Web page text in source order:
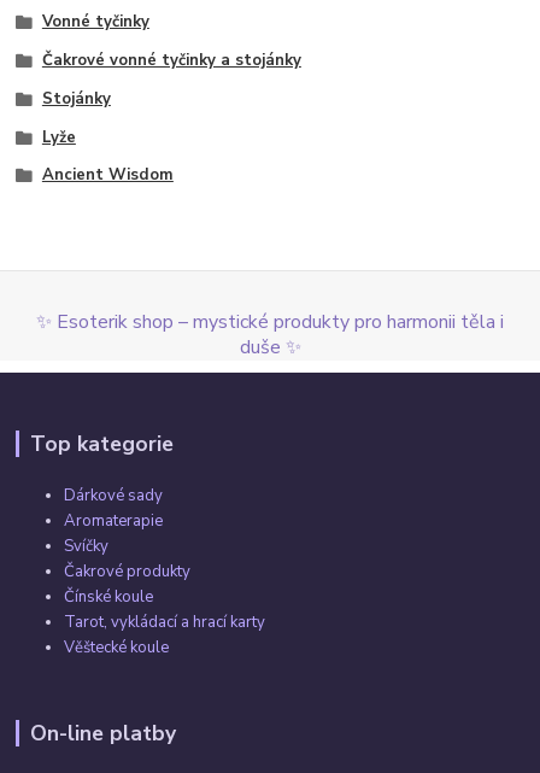
Vonné tyčinky
Čakrové vonné tyčinky a stojánky
Stojánky
Lyže
Ancient Wisdom
✨ Esoterik shop – mystické produkty pro harmonii těla i
duše ✨
Top kategorie
Dárkové sady
Aromaterapie
Svíčky
Čakrové produkty
Čínské koule
Tarot, vykládací a hrací karty
Věštecké koule
On-line platby